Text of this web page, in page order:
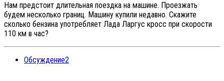
Нам предстоит длительная поездка на машине. Проезжать
будем несколько границ. Машину купили недавно. Скажите
сколько бензина употребляет Лада Ларгус кросс при скорости
110 км в час?
Обсуждение2